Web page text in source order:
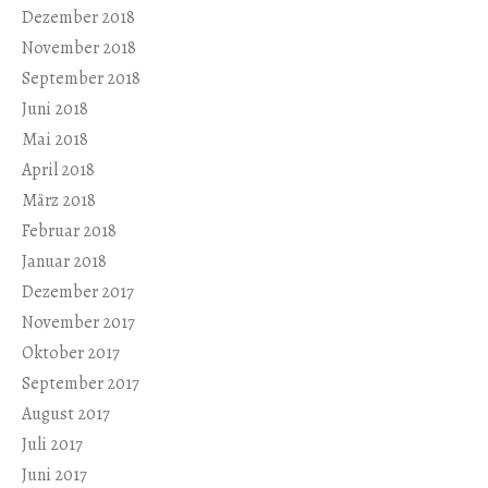
Dezember 2018
November 2018
September 2018
Juni 2018
Mai 2018
April 2018
März 2018
Februar 2018
Januar 2018
Dezember 2017
November 2017
Oktober 2017
September 2017
August 2017
Juli 2017
Juni 2017